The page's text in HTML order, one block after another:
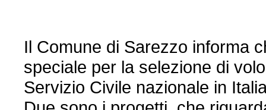
Il Comune di Sarezzo informa
speciale per la selezione di
Servizio Civile nazionale in